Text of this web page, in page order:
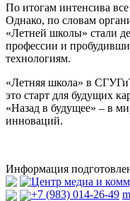
По итогам интенсива
Однако, по словам
«Летней школы» стали
профессии и
технологиям.
«Летняя школа» в
это старт для будущих
«Назад в будущее» – в
инноваций.
Информация
Центр медиа и
+7 (983) 014-26-49